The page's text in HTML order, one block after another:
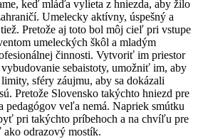
keď mláďa vylieta z hniezda, aby žilo
Umelecky aktívny, úspešný a
Pretože aj toto bol môj cieľ pri vstupe
umeleckých škôl a mladým
činnosti. Vytvoriť im priestor
sebaistoty, umožniť im, aby
sféry záujmu, aby sa dokázali
Pretože Slovensko takýchto hniezd pre
pedagógov veľa nemá. Napriek smútku
pri takýchto príbehoch a na chvíľu pre
odrazový mostík.